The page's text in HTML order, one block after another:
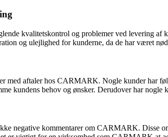
kvalitetskontrol og problemer ved levering
og ulejlighed for kunderne, da de har været
med aftaler hos CARMARK. Nogle kunder har
kundens behov og ønsker. Derudover har nogle
negative kommentarer om CARMARK.